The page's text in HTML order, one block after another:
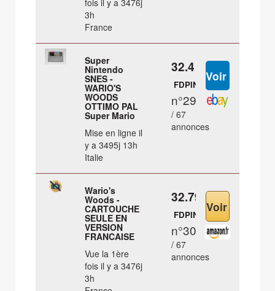
fois il y a 3476j
3h
France
Super
Nintendo
SNES -
WARIO'S
WOODS
OTTIMO PAL
Super Mario
Mise en ligne il
y a 3495j 13h
Italie
32.4 €
FDPIN
n°29
/ 67
annonces
Wario's
Woods -
CARTOUCHE
SEULE EN
VERSION
FRANCAISE
Vue la 1ère
fois il y a 3476j
3h
32.79 €
FDPIN
n°30
/ 67
annonces